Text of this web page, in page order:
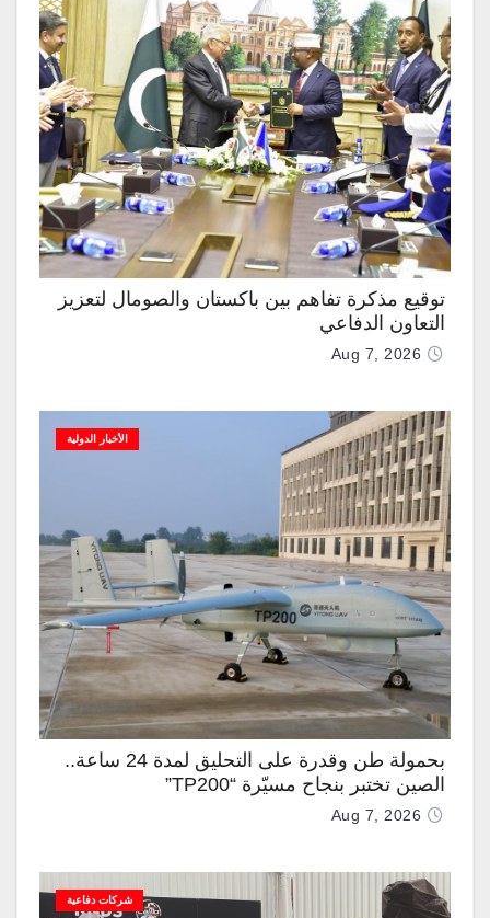
توقيع مذكرة تفاهم بين باكستان والصومال لتعزيز
التعاون الدفاعي
Aug 7, 2026
الأخبار الدولية
بحمولة طن وقدرة على التحليق لمدة 24 ساعة..
الصين تختبر بنجاح مسيّرة “TP200”
Aug 7, 2026
شركات دفاعية